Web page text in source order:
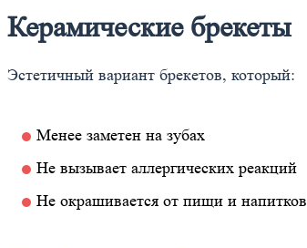
Керамические брекеты
Эстетичный вариант брекетов, который:
Менее заметен на зубах
Не вызывает аллергических реакций
Не окрашивается от пищи и напитков